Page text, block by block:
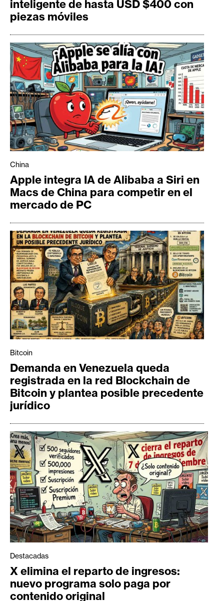
inteligente de hasta USD $400 con
piezas móviles
China
Apple integra IA de Alibaba a Siri en
Macs de China para competir en el
mercado de PC
Bitcoin
Demanda en Venezuela queda
registrada en la red Blockchain de
Bitcoin y plantea posible precedente
jurídico
Destacadas
X elimina el reparto de ingresos:
nuevo programa solo paga por
contenido original